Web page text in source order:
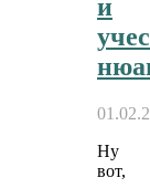
и
Ну
вот,